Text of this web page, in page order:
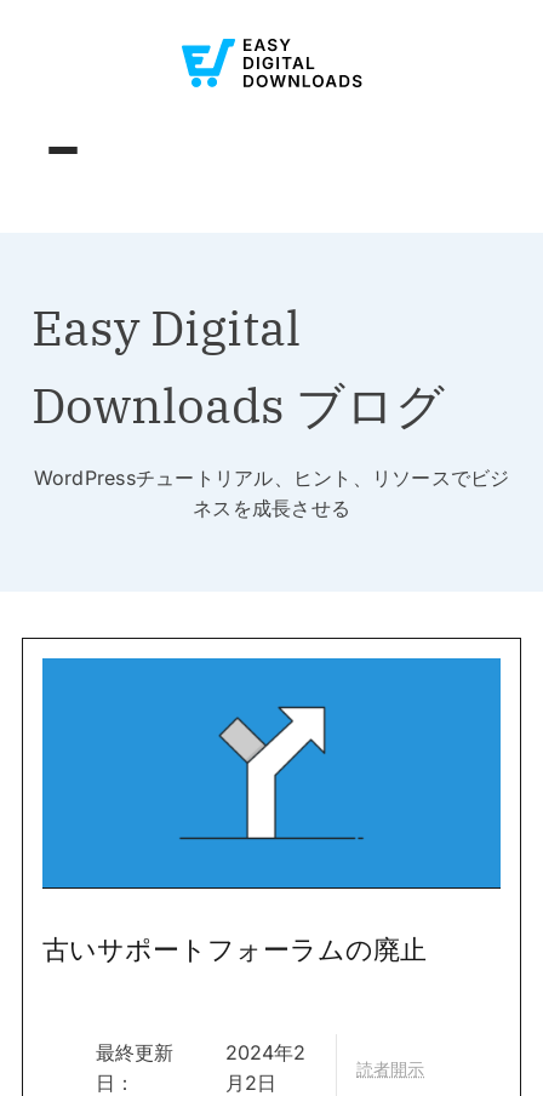
Easy Digital
Downloads ブログ
WordPressチュートリアル、ヒント、リソースでビジ
ネスを成長させる
古いサポートフォーラムの廃止
最終更新
日：
2024年2
月2日
読者開示